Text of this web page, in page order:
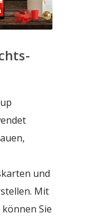
und
Mit
Sie